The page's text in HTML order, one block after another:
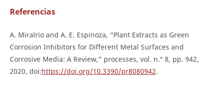
Referencias
A. Miralrio and A. E. Espinoza, “Plant Extracts as Green
Corrosion Inhibitors for Different Metal Surfaces and
Corrosive Media: A Review,” processes, vol. n.° 8, pp. 942,
2020, doi:https://doi.org/10.3390/pr8080942.